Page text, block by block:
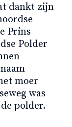
dankt zijn
Prins
Polder
moer
was
polder.